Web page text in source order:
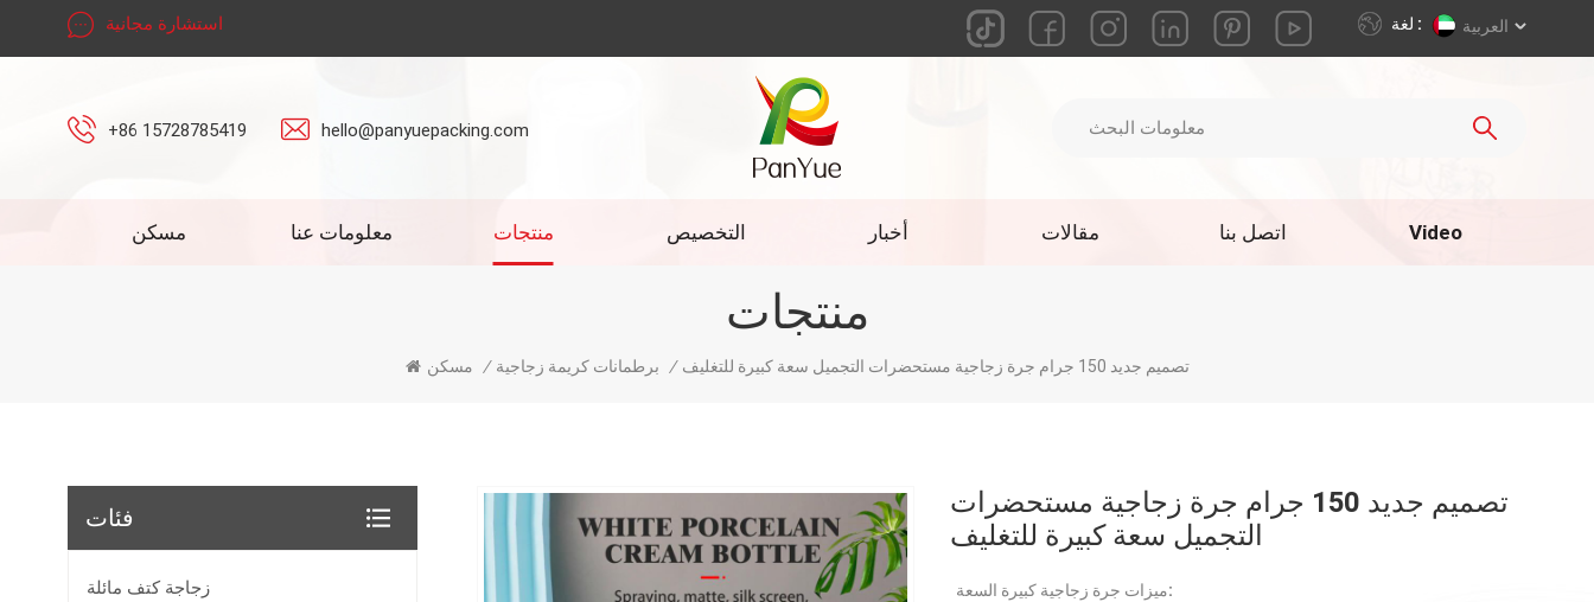
استشارة مجانية لغة : العربية
+86 15728785419 hello@panyuepacking.com
مسكن معلومات عنا منتجات التخصيص أخبار مقالات اتصل بنا Video
منتجات
مسكن / برطمانات كريمة زجاجية / تصميم جديد 150 جرام جرة زجاجية مستحضرات التجميل سعة كبيرة للتغليف
تصميم جديد 150 جرام جرة زجاجية مستحضرات
التجميل سعة كبيرة للتغليف
ميزات جرة زجاجية كبيرة السعة:
فئات
زجاجة كتف مائلة